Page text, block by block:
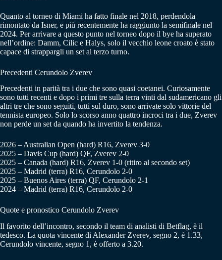
Quanto al torneo di Miami ha fatto finale nel 2018, perdendola
rimontato da Isner, e più recentemente ha raggiunto la semifinale nel
2024. Per arrivare a questo punto nel torneo dopo il bye ha superato
nell’ordine: Damm, Cilic e Halys, solo il vecchio leone croato è stato
capace di strappargli un set al terzo turno.
Precedenti Cerundolo Zverev
Precedenti in parità tra i due che sono quasi coetanei. Curiosamente
sono tutti recenti e dopo i primi tre sulla terra vinti dal sudamericano gli
altri tre che sono seguiti, tutti sul duro, sono arrivate solo vittorie del
tennista europeo. Solo lo scorso anno quattro incroci tra i due, Zverev
non perde un set da quando ha invertito la tendenza.
2026 – Australian Open (hard) R16, Zverev 3-0
2025 – Davis Cup (hard) QF, Zverev 2-0
2025 – Canada (hard) R16, Zverev 1-0 (ritiro al secondo set)
2025 – Madrid (terra) R16, Cerundolo 2-0
2025 – Buenos Aires (terra) QF, Cerundolo 2-1
2024 – Madrid (terra) R16, Cerundolo 2-0
Quote e pronostico Cerundolo Zverev
Il favorito dell’incontro, secondo il team di analisti di Betflag, è il
tedesco. La quota vincente di Alexander Zverev, segno 2, è 1.33,
Cerundolo vincente, segno 1, è offerto a 3.20.